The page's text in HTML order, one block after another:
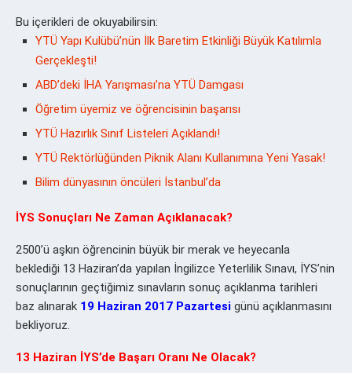
Bu içerikleri de okuyabilirsin:
YTÜ Yapı Kulübü’nün İlk Baretim Etkinliği Büyük Katılımla
Gerçekleşti!
ABD’deki İHA Yarışması’na YTÜ Damgası
Öğretim üyemiz ve öğrencisinin başarısı
YTÜ Hazırlık Sınıf Listeleri Açıklandı!
YTÜ Rektörlüğünden Piknik Alanı Kullanımına Yeni Yasak!
Bilim dünyasının öncüleri İstanbul’da
İYS Sonuçları Ne Zaman Açıklanacak?
2500’ü aşkın öğrencinin büyük bir merak ve heyecanla
beklediği 13 Haziran’da yapılan İngilizce Yeterlilik Sınavı, İYS’nin
sonuçlarının geçtiğimiz sınavların sonuç açıklanma tarihleri
baz alınarak 19 Haziran 2017 Pazartesi günü açıklanmasını
bekliyoruz.
13 Haziran İYS’de Başarı Oranı Ne Olacak?